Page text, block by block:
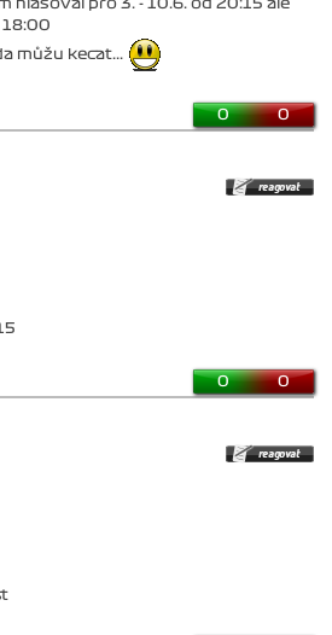
hlasoval pro 3. - 10.6. od 20:15 ale
18:00
můžu kecat...
0 0
0 0